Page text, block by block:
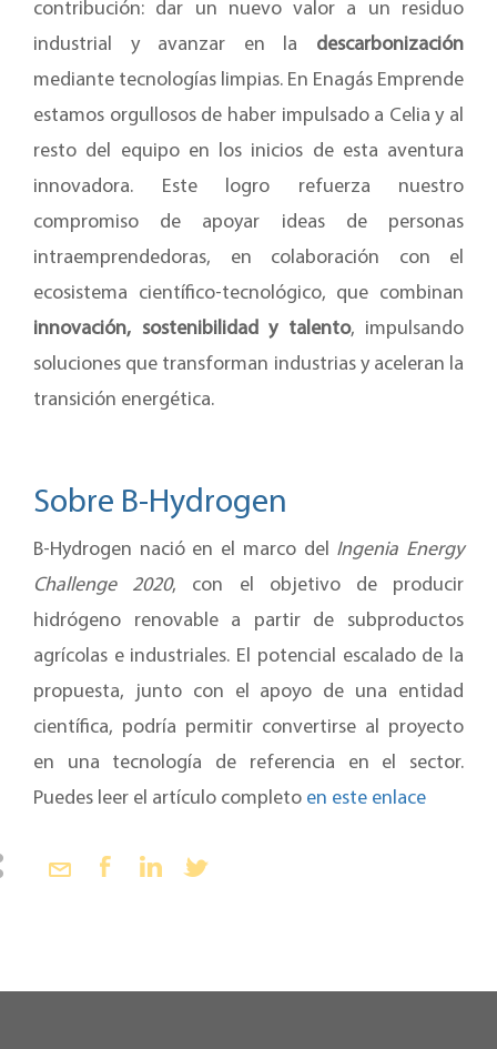
contribución: dar un nuevo valor a un residuo
industrial y avanzar en la descarbonización
mediante tecnologías limpias. En Enagás Emprende
estamos orgullosos de haber impulsado a Celia y al
resto del equipo en los inicios de esta aventura
innovadora. Este logro refuerza nuestro
compromiso de apoyar ideas de personas
intraemprendedoras, en colaboración con el
ecosistema científico-tecnológico, que combinan
innovación, sostenibilidad y talento, impulsando
soluciones que transforman industrias y aceleran la
transición energética.
Sobre B-Hydrogen
B-Hydrogen nació en el marco del Ingenia Energy
Challenge 2020, con el objetivo de producir
hidrógeno renovable a partir de subproductos
agrícolas e industriales. El potencial escalado de la
propuesta, junto con el apoyo de una entidad
científica, podría permitir convertirse al proyecto
en una tecnología de referencia en el sector.
Puedes leer el artículo completo en este enlace